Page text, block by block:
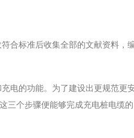
合标准后收集全部的文献资料，
电的功能。为了建设出更规范更
三个步骤便能够完成充电桩电缆的